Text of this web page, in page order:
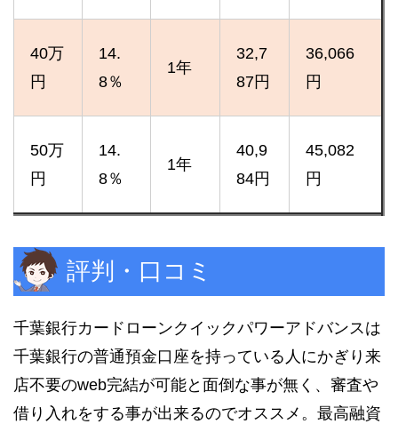
40万
円
14.
8％
1年
32,7
87円
36,066
円
50万
円
14.
8％
1年
40,9
84円
45,082
円
評判・口コミ
千葉銀行カードローンクイックパワーアドバンスは
千葉銀行の普通預金口座を持っている人にかぎり来
店不要のweb完結が可能と面倒な事が無く、審査や
借り入れをする事が出来るのでオススメ。最高融資